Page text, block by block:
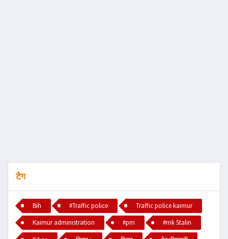
टैग
Bih #Traffic police
Traffic police kaimur
Kaimur administration
#pm
#mk Stalin